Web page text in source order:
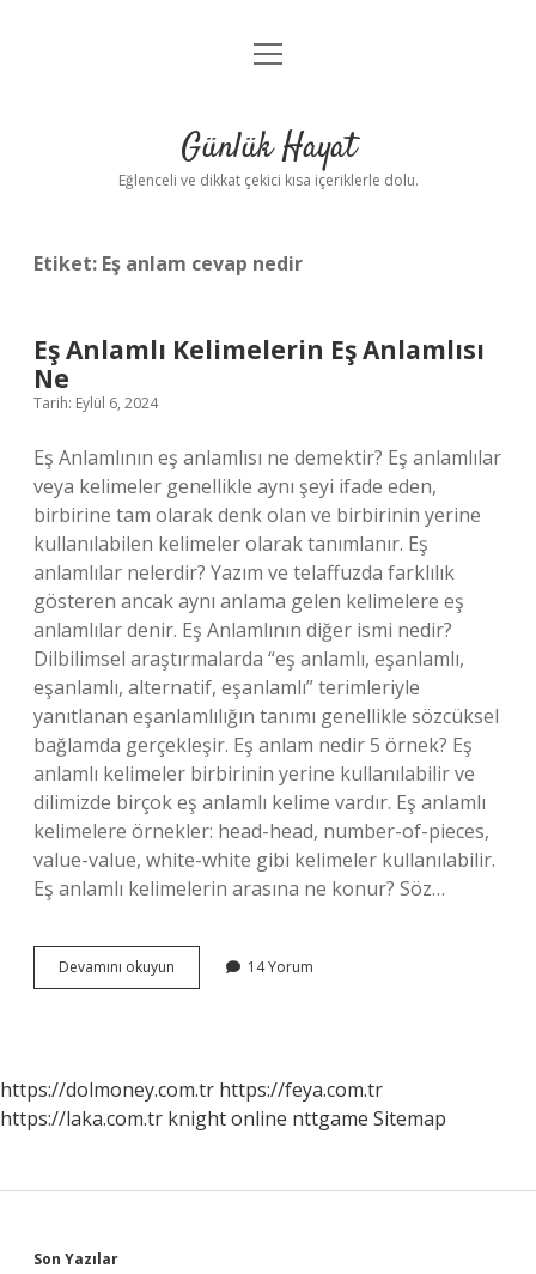
Anasayfa
Yasal Uyarı
menüyü
Günlük Hayat
Eğlenceli ve dikkat çekici kısa içeriklerle dolu.
Etiket: Eş anlam cevap nedir
Eş Anlamlı Kelimelerin Eş Anlamlısı
Ne
Tarih: Eylül 6, 2024
Eş Anlamlının eş anlamlısı ne demektir? Eş anlamlılar
veya kelimeler genellikle aynı şeyi ifade eden,
birbirine tam olarak denk olan ve birbirinin yerine
kullanılabilen kelimeler olarak tanımlanır. Eş
anlamlılar nelerdir? Yazım ve telaffuzda farklılık
gösteren ancak aynı anlama gelen kelimelere eş
anlamlılar denir. Eş Anlamlının diğer ismi nedir?
Dilbilimsel araştırmalarda “eş anlamlı, eşanlamlı,
eşanlamlı, alternatif, eşanlamlı” terimleriyle
yanıtlanan eşanlamlılığın tanımı genellikle sözcüksel
bağlamda gerçekleşir. Eş anlam nedir 5 örnek? Eş
anlamlı kelimeler birbirinin yerine kullanılabilir ve
dilimizde birçok eş anlamlı kelime vardır. Eş anlamlı
kelimelere örnekler: head-head, number-of-pieces,
value-value, white-white gibi kelimeler kullanılabilir.
Eş anlamlı kelimelerin arasına ne konur? Söz…
Devamını okuyun
Anlamlı
14 Yorum
https://dolmoney.com.tr https://feya.com.tr
https://laka.com.tr knight online nttgame Sitemap
Son Yazılar